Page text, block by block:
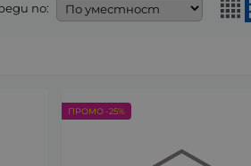
по:
ПРОМО -25%